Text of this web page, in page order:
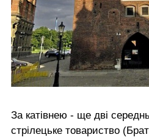
За катівнею - ще дві
стрілецьке товариство